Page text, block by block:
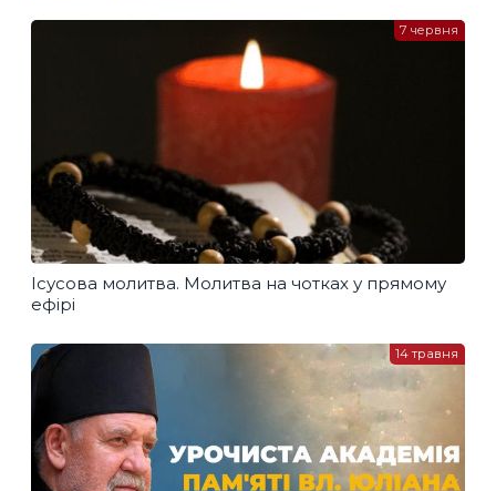
Ісусова молитва. Молитва на чотках у прямому
ефірі
7 червня
14 травня